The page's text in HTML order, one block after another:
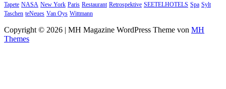
Tapete NASA New York Paris Restaurant Retrospektive SEETELHOTELS Spa Sylt
Taschen teNeues Van Oys Wittmann
Copyright © 2026 | MH Magazine WordPress Theme von MH
Themes